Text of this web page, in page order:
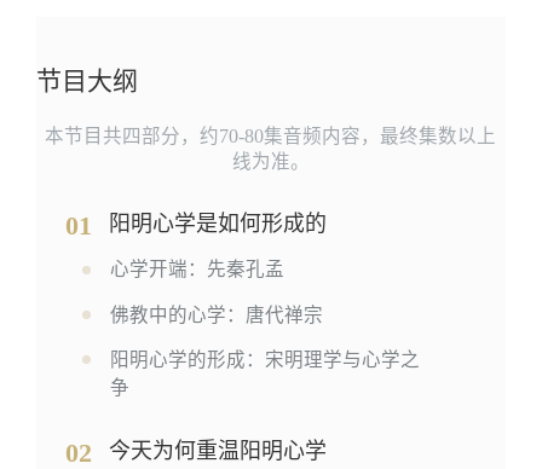
节目大纲
本节目共四部分，约70-80集音频内容，最终集数以上
线为准。
01 阳明心学是如何形成的
心学开端：先秦孔孟
佛教中的心学：唐代禅宗
阳明心学的形成：宋明理学与心学之
争
02 今天为何重温阳明心学